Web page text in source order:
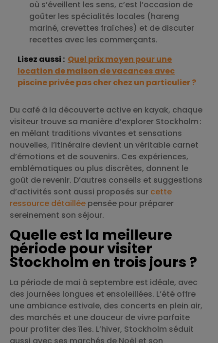
où s’éveillent les sens, c’est l’occasion de
goûter les spécialités locales (hareng
mariné, crevettes fraîches) et de discuter
recettes avec les commerçants.
Lisez aussi : Quel prix moyen pour une
location de maison de vacances avec
piscine privée pas cher chez un particulier ?
Du café à la découverte active en kayak, chaque
visiteur trouve sa manière d’explorer Stockholm :
en mêlant traditions vivantes et sensations
nouvelles, l’itinéraire devient un véritable carnet
d’émotions et de souvenirs. Ces expériences,
emblématiques ou plus discrètes, donnent le
goût de revenir. D’autres conseils et suggestions
d’activités sont aussi proposés sur cette
ressource détaillée pensée pour préparer
sereinement son séjour.
Quelle est la meilleure
période pour visiter
Stockholm en trois jours ?
La période de mai à septembre est idéale, avec
des journées longues et ensoleillées. L’été offre
une ambiance estivale, des concerts en plein air,
des marchés et une douceur de vivre parfaite
pour profiter des îles. L’hiver, Stockholm séduit